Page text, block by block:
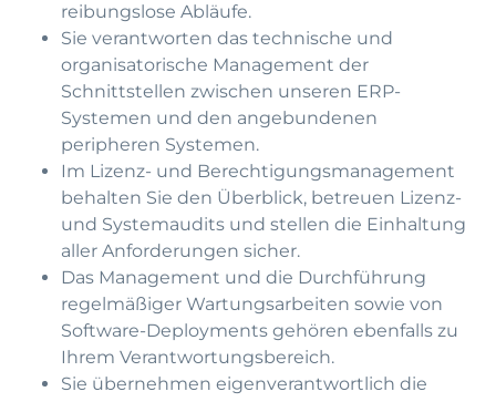
reibungslose Abläufe.
Sie verantworten das technische und
organisatorische Management der
Schnittstellen zwischen unseren ERP-
Systemen und den angebundenen
peripheren Systemen.
Im Lizenz- und Berechtigungsmanagement
behalten Sie den Überblick, betreuen Lizenz-
und Systemaudits und stellen die Einhaltung
aller Anforderungen sicher.
Das Management und die Durchführung
regelmäßiger Wartungsarbeiten sowie von
Software-Deployments gehören ebenfalls zu
Ihrem Verantwortungsbereich.
Sie übernehmen eigenverantwortlich die